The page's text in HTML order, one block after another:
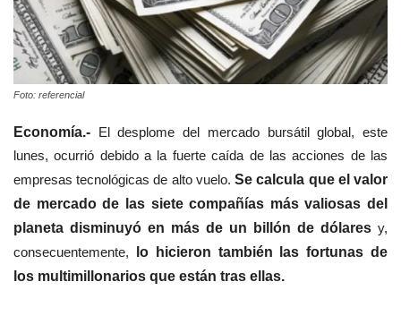
Foto: referencial
Economía.- El desplome del mercado bursátil global, este
lunes, ocurrió debido a la fuerte caída de las acciones de las
empresas tecnológicas de alto vuelo.Se calcula que el valor
de mercado de las siete compañías más valiosas del
planeta disminuyó en más de un billón de dólares y,
consecuentemente,
lo hicieron también las fortunas de
los multimillonarios que están tras ellas.